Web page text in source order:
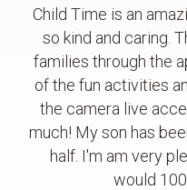
Child Time is an
so kind and caring.
families through the
of the fun activities
the camera live
much! My son has
half. I'm am very
would